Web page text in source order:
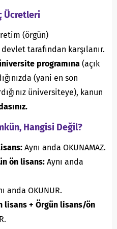
Ücretleri
(örgün)
tarafından karşılanır.
programına (açık
(yani en son
üniversiteye), kanun
Hangisi Değil?
Aynı anda OKUNAMAZ.
ön lisans: Aynı anda
anda OKUNUR.
lisans + Örgün lisans/ön